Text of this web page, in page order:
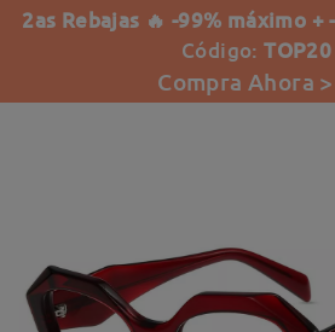
2as Rebajas 🔥 -99% máximo
Código:TOP20
Compra Ahora >